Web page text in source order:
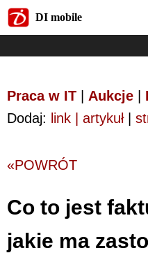
DI mobile
Praca w IT Aukcje
Dodaj: link | artykuł|
«POWRÓT
Co to jest
jakie ma
DI mobile